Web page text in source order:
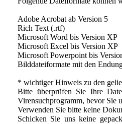
Adobe Acrobat ab Version 5
Rich Text (.rtf)
Microsoft Word bis Version XP
Microsoft Excel bis Version XP
Microsoft Powerpoint bis
Bilddateiformate mit den
* wichtiger Hinweis zu den
Bitte überprüfen Sie Ihre
Virensuchprogramm, bevor Sie
Verwenden Sie bitte keine
Schicken Sie uns keine